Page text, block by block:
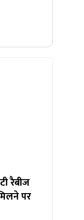
रैबीज
पर